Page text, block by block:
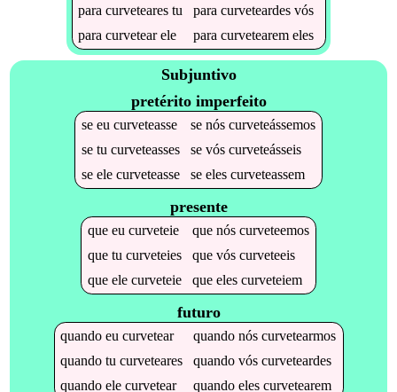
paracurveteares tu paracurveteardes vós
paracurvetearele paracurvetearem eles
Subjuntivo
pretérito imperfeito
se eu curveteasse se nós curveteássemos
se tu curveteasses se vós curveteásseis
se ele curveteasse se eles curveteassem
presente
que eu curveteie que nós curveteemos
que tu curveteies que vós curveteeis
que ele curveteie que eles curveteiem
futuro
quandoeucurvetear quandonóscurvetearmos
quandotucurveteares quandovóscurveteardes
quandoelecurvetear quandoelescurvetearem